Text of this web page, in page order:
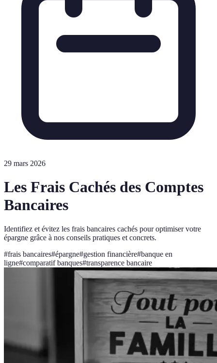
29 mars 2026
Les Frais Cachés des Comptes
Bancaires
Identifiez et évitez les frais bancaires cachés pour optimiser votre
épargne grâce à nos conseils pratiques et concrets.
#frais bancaires#épargne#gestion financière#banque en
ligne#comparatif banques#transparence bancaire